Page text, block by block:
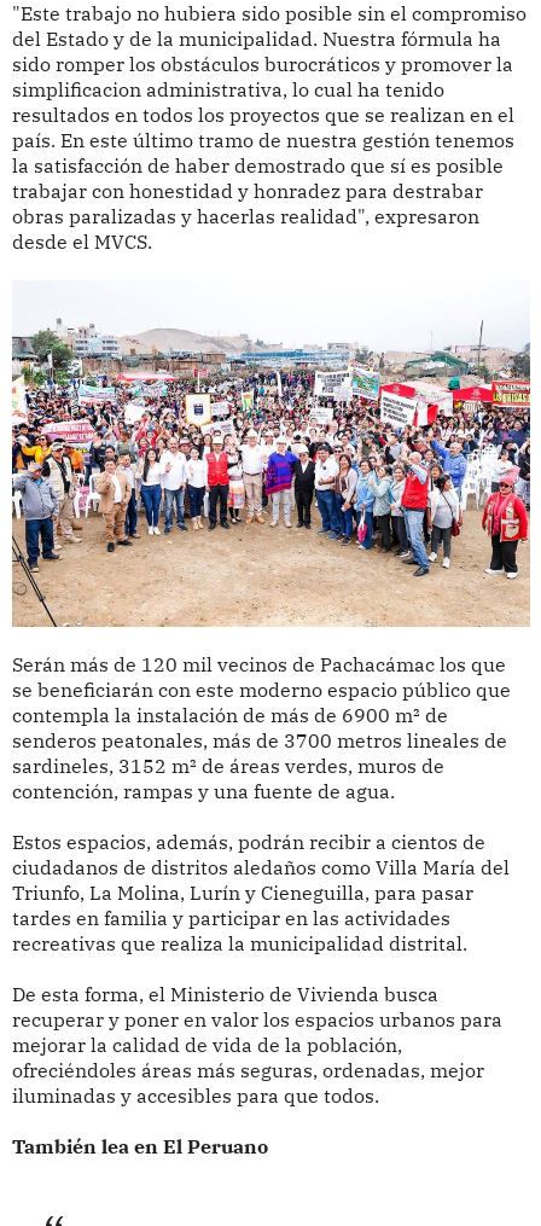
"Este trabajo no hubiera sido posible sin el compromiso
del Estado y de la municipalidad. Nuestra fórmula ha
sido romper los obstáculos burocráticos y promover la
simplificacion administrativa, lo cual ha tenido
resultados en todos los proyectos que se realizan en el
país. En este último tramo de nuestra gestión tenemos
la satisfacción de haber demostrado que sí es posible
trabajar con honestidad y honradez para destrabar
obras paralizadas y hacerlas realidad", expresaron
desde el MVCS.
Serán más de 120 mil vecinos de Pachacámac los que
se beneficiarán con este moderno espacio público que
contempla la instalación de más de 6900 m² de
senderos peatonales, más de 3700 metros lineales de
sardineles, 3152 m² de áreas verdes, muros de
contención, rampas y una fuente de agua.
Estos espacios, además, podrán recibir a cientos de
ciudadanos de distritos aledaños como Villa María del
Triunfo, La Molina, Lurín y Cieneguilla, para pasar
tardes en familia y participar en las actividades
recreativas que realiza la municipalidad distrital.
De esta forma, el Ministerio de Vivienda busca
recuperar y poner en valor los espacios urbanos para
mejorar la calidad de vida de la población,
ofreciéndoles áreas más seguras, ordenadas, mejor
iluminadas y accesibles para que todos.
También lea en El Peruano